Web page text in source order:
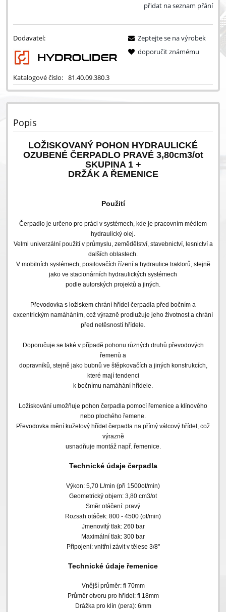
přidat na seznam přání
Dodavatel:
Katalogové číslo: 81.40.09.380.3
Zeptejte se na výrobek
doporučit známému
Popis
LOŽISKOVANÝ POHON HYDRAULICKÉ
OZUBENÉ ČERPADLO PRAVÉ 3,80cm3/ot
SKUPINA 1 +
DRŽÁK A ŘEMENICE
Použití
Čerpadlo je určeno pro práci v systémech, kde je pracovním médiem
hydraulický olej.
Velmi univerzální použití v průmyslu, zemědělství, stavebnictví, lesnictví a
dalších oblastech.
V mobilních systémech, posilovačích řízení a hydraulice traktorů, stejně
jako ve stacionárních hydraulických systémech
podle autorských projektů a jiných.
Převodovka s ložiskem chrání hřídel čerpadla před bočním a
excentrickým namáháním, což výrazně prodlužuje jeho životnost a chrání
před netěsností hřídele.
Doporučuje se také v případě pohonu různých druhů převodových
řemenů a
dopravníků, stejně jako bubnů ve štěpkovačích a jiných konstrukcích,
které mají tendenci
k bočnímu namáhání hřídele.
Ložiskování umožňuje pohon čerpadla pomocí řemenice a klínového
nebo plochého řemene.
Převodovka mění kuželový hřídel čerpadla na přímý válcový hřídel, což
výrazně
usnadňuje montáž např. řemenice.
Technické údaje čerpadla
Výkon: 5,70 L/min (při 1500ot/min)
Geometrický objem: 3,80 cm3/ot
Směr otáčení: pravý
Rozsah otáček: 800 - 4500 (ot/min)
Jmenovitý tlak: 260 bar
Maximální tlak: 300 bar
Připojení: vnitřní závit v tělese 3/8"
Technické údaje řemenice
Vnější průměr: fi 70mm
Průměr otvoru pro hřídel: fi 18mm
Drážka pro klín (pera): 6mm